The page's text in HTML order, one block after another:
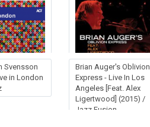
Svensson
in London
Brian Auger's Oblivion
Express - Live In Los
Angeles [Feat. Alex
Ligertwood] (2015) /
Jazz Fusion